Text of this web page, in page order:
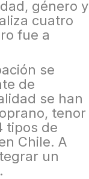
género y
cuatro
fue a
se
de
se han
tenor
tipos de
Chile. A
un